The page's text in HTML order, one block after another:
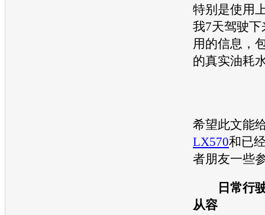
特别是使用
我7天驾驶
用的信息，
的真实油耗
希望此文能
LX570和已
者朋友一些
日常行
从容